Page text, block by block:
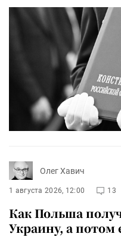
Олег Хавич
1 августа 2026, 12:00 13
Как Польша
Украину, а потом